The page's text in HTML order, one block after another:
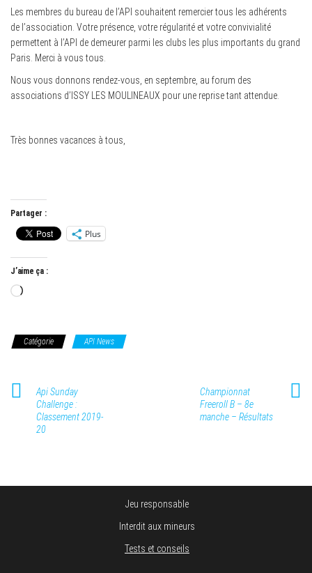
Les membres du bureau de l’API souhaitent remercier tous les adhérents
de l’association. Votre présence, votre régularité et votre convivialité
permettent à l’API de demeurer parmi les clubs les plus importants du grand
Paris. Merci à vous tous.
Nous vous donnons rendez-vous, en septembre, au forum des
associations d’ISSY LES MOULINEAUX pour une reprise tant attendue.
Très bonnes vacances à tous,
Partager :
Plus
J’aime ça :
Chargement…
Catégorie API News
Api Sunday
Challenge :
Classement 2019-
20
Championnat
Freeroll B – 8e
manche – Résultats
Jeu responsable
Interdit aux mineurs
Tests et conseils